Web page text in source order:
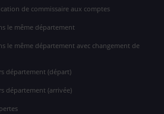
de commissaire aux comptes
le même département
le même département avec changement de
département (départ)
département (arrivée)